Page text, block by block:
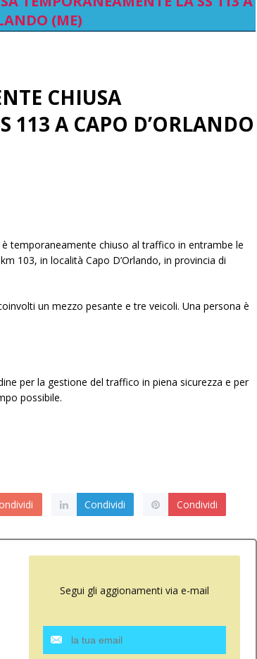
(ME)
CHIUSA
113 A CAPO D’ORLANDO
temporaneamente chiuso al traffico in entrambe le
103, in località Capo D’Orlando, in provincia di
un mezzo pesante e tre veicoli. Una persona è
per la gestione del traffico in piena sicurezza e per
possibile.
Condividi Condividi
Segui gli aggionamenti via e-mail